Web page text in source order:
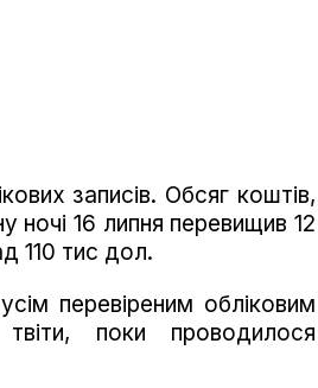
записів. Обсяг коштів,
ночі 16 липня перевищив 12
110 тис дол.
перевіреним обліковим
поки проводилося